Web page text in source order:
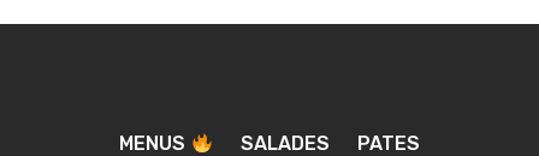
MENUS SALADES PATES